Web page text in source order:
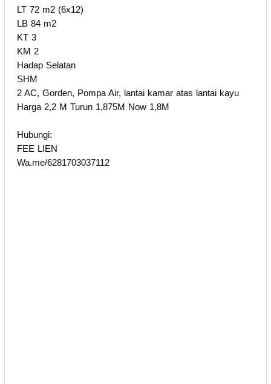
LT 72 m2 (6x12)
LB 84 m2
KT 3
KM 2
Hadap Selatan
SHM
2 AC, Gorden, Pompa Air, lantai kamar atas lantai kayu
Harga 2,2 M Turun 1,875M Now 1,8M
Hubungi:
FEE LIEN
Wa.me/6281703037112